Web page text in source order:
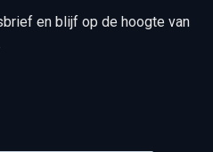
en blijf op de hoogte van